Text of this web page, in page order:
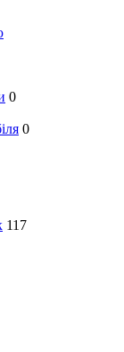
0
0
117